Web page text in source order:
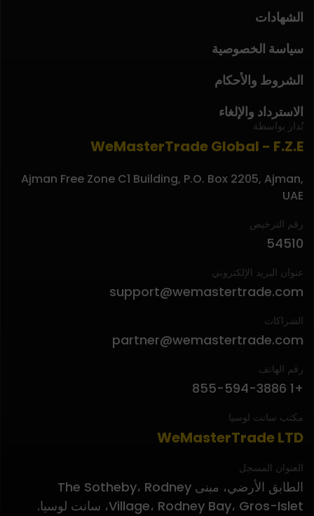
تُدار بواسطة
WeMasterTrade Global - F.Z.E
Ajman Free Zone C1 Building, P.O. Box 2205, Ajman,
UAE
رقم الترخيص
54510
عنوان البريد الإلكتروني
support@wemastertrade.com
الشراكات
partner@wemastertrade.com
رقم الهاتف
+1 855-594-3886
مكتب سانت لوسيا
WeMasterTrade LTD
العنوان المسجل
الطابق الأرضي، مبنى The Sotheby، Rodney
Village، Rodney Bay، Gros-Islet، سانت لوسيا.
الشهادات
سياسة الخصوصية
الشروط والأحكام
الاسترداد والإلغاء